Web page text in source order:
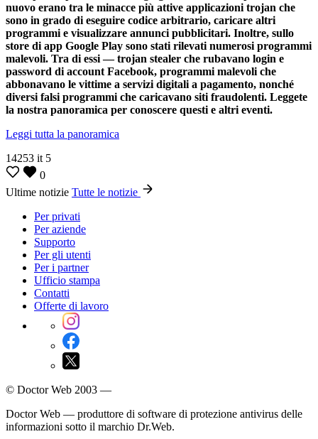
nuovo erano tra le minacce più attive applicazioni trojan che
sono in grado di eseguire codice arbitrario, caricare altri
programmi e visualizzare annunci pubblicitari. Inoltre, sullo
store di app Google Play sono stati rilevati numerosi programmi
malevoli. Tra di essi — trojan stealer che rubavano login e
password di account Facebook, programmi malevoli che
abbonavano le vittime a servizi digitali a pagamento, nonché
diversi falsi programmi che caricavano siti fraudolenti. Leggete
la nostra panoramica per conoscere questi e altri eventi.
Leggi tutta la panoramica
14253 it 5
0
Ultime notizie Tutte le notizie
Per privati
Per aziende
Supporto
Per gli utenti
Per i partner
Ufficio stampa
Contatti
Offerte di lavoro
© Doctor Web 2003 —
Doctor Web — produttore di software di protezione antivirus delle
informazioni sotto il marchio Dr.Web.